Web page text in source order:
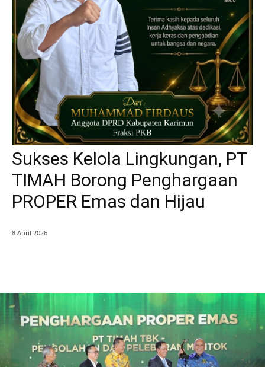
Sukses Kelola Lingkungan, PT
TIMAH Borong Penghargaan
PROPER Emas dan Hijau
8 April 2026